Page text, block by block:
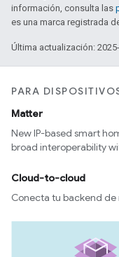
información, consulta las
es una marca registrada
Última actualización:
PARA
Matter
New IP-based smart
broad interoperability
Cloud-to-cloud
Conecta tu backend de